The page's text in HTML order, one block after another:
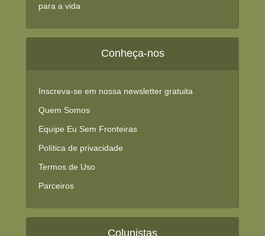
para a vida
Conheça-nos
Inscreva-se em nossa newsletter gratuita
Quem Somos
Equipe Eu Sem Fronteiras
Política de privacidade
Termos de Uso
Parceiros
Colunistas